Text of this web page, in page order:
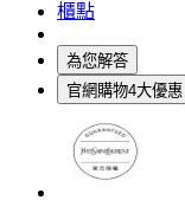
櫃點
為您解答
官網購物4大優惠